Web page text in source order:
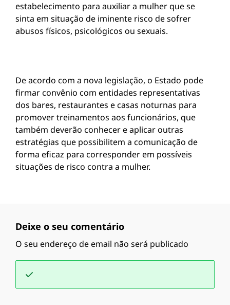
estabelecimento para auxiliar a mulher que se
sinta em situação de iminente risco de sofrer
abusos físicos, psicológicos ou sexuais.
De acordo com a nova legislação, o Estado pode
firmar convênio com entidades representativas
dos bares, restaurantes e casas noturnas para
promover treinamentos aos funcionários, que
também deverão conhecer e aplicar outras
estratégias que possibilitem a comunicação de
forma eficaz para corresponder em possíveis
situações de risco contra a mulher.
Deixe o seu comentário
O seu endereço de email não será publicado